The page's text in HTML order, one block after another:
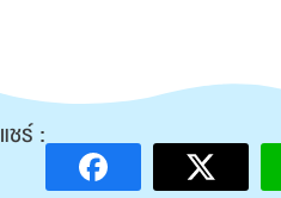
แชร์ :